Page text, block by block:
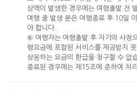
상액이 발생한 경우에는 여행출발 전
여행 중 발생 분은 여행종료 후 10일
야 합니다.
⑥ 여행자는 여행출발 후 자기의 사정
행요금에 포함된 서비스를 제공받지
상응하는 요금의 환급을 청구할 수 없
종료된 경우에는 제15조에 준하여 처